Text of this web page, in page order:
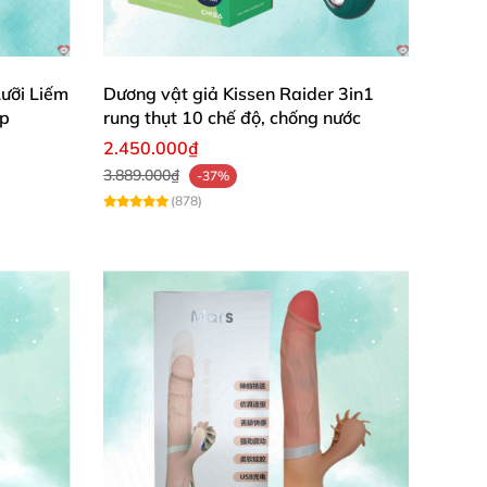
thụt lên đến 560 nhịp/phút
, Haoqi Fun
mãn sâu sắc
. Từng nhịp thụt như đưa
đó chính là khả năng vận hành vô cùng
vào việc tận hưởng cảm giác
mà sản
gây ồn.
Liếm
Dương vật giả Kissen Raider 3in1
rung thụt 10 chế độ, chống nước
2.450.000₫
3.889.000₫
-37%
(878)